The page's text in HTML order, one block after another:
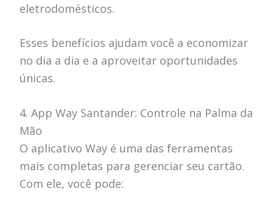
eletrodomésticos.
Esses benefícios ajudam você a economizar
no dia a dia e a aproveitar oportunidades
únicas.
4. App Way Santander: Controle na Palma da
Mão
O aplicativo Way é uma das ferramentas
mais completas para gerenciar seu cartão.
Com ele, você pode: